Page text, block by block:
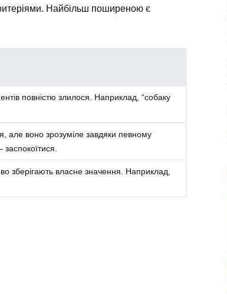
Найбільш поширеною є
повністю злилося. Наприклад, “собаку
але воно зрозуміле завдяки певному
зберігають власне значення. Наприклад,